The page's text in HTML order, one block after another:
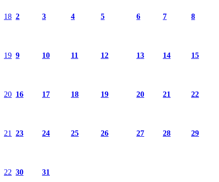
18 2 3 4 5 6 7 8
19 9 10 11 12 13 14 15
20 16 17 18 19 20 21 22
21 23 24 25 26 27 28 29
22 30
31